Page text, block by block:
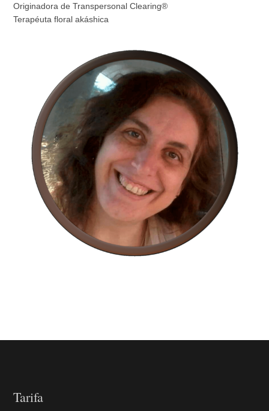
Originadora de Transpersonal Clearing®
Terapéuta floral akáshica
Tarifa